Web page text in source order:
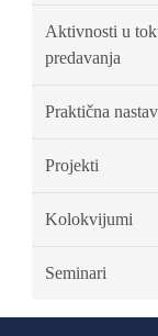
Aktivnosti u
predavanja
Praktična
Projekti
Kolokvijumi
Seminari